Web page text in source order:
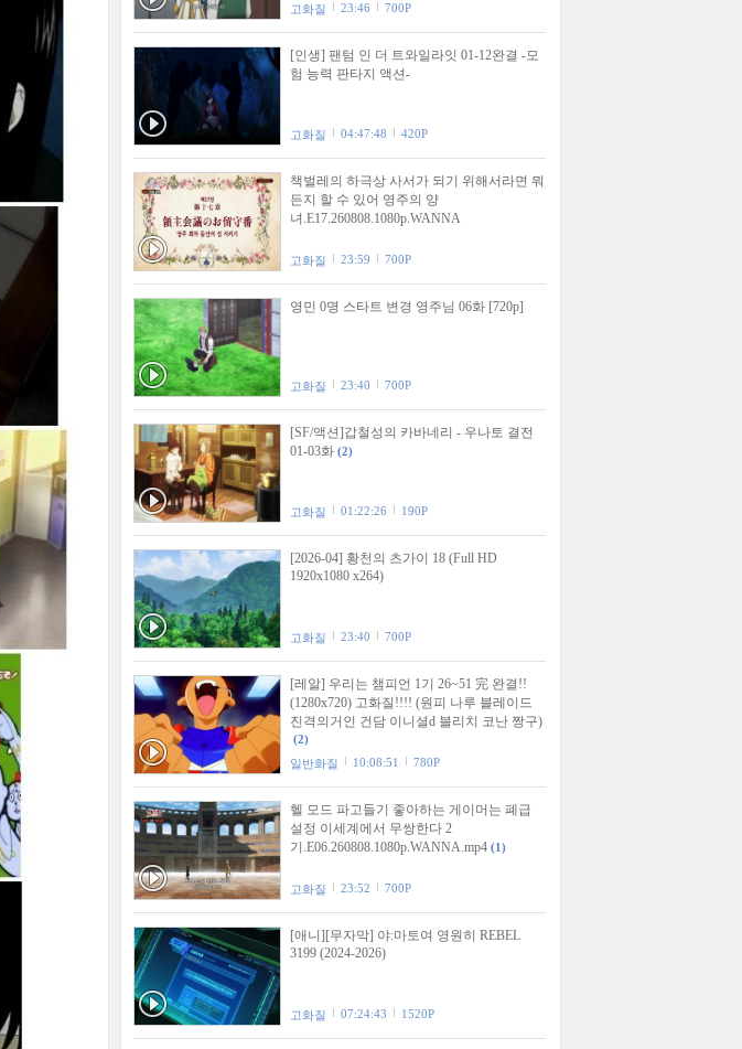
고화질 23:46 700P
[인생] 팬텀 인 더 트와일라잇 01-12완결 -모
험 능력 판타지 액션-
고화질 04:47:48 420P
책벌레의 하극상 사서가 되기 위해서라면 뭐
든지 할 수 있어 영주의 양
녀.E17.260808.1080p.WANNA
고화질 23:59 700P
영민 0명 스타트 변경 영주님 06화 [720p]
고화질 23:40 700P
[SF/액션]갑철성의 카바네리 - 우나토 결전
01-03화 (2)
고화질 01:22:26 190P
[2026-04] 황천의 츠가이 18 (Full HD
1920x1080 x264)
고화질 23:40 700P
[레알] 우리는 챔피언 1기 26~51 完 완결!!
(1280x720) 고화질!!!! (원피 나루 블레이드
진격의거인 건담 이니셜d 블리치 코난 짱구)
(2)
일반화질
10:08:51 780P
헬 모드 파고들기 좋아하는 게이머는 폐급
설정 이세계에서 무쌍한다 2
기.E06.260808.1080p.WANNA.mp4 (1)
고화질 23:52 700P
[애니][무자막] 야:마토여 영원히 REBEL
3199 (2024-2026)
고화질 07:24:43 1520P